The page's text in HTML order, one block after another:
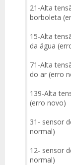
21-Alta
borboleta
15-Alta
da água
71-Alta
do ar (erro
139-Alta
(erro novo)
31- sensor
normal)
12- sensor
normal)